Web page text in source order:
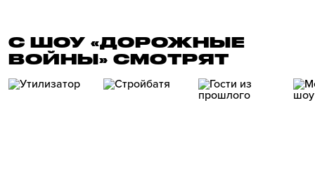
С ШОУ «ДОРОЖНЫЕ
ВОЙНЫ» СМОТРЯТ